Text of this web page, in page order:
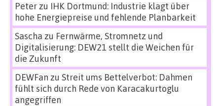
Peterzu IHK Dortmund: Industrie klagt über
hohe Energiepreise und fehlende Planbarkeit
Sascha zu Fernwärme, Stromnetz und
Digitalisierung: DEW21 stellt die Weichen für
die Zukunft
DEWFan zu Streit ums Bettelverbot: Dahmen
fühlt sich durch Rede von Karacakurtoglu
angegriffen